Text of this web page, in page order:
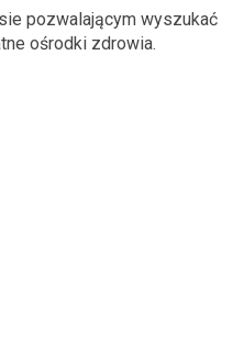
pozwalającym wyszukać
ośrodki zdrowia.